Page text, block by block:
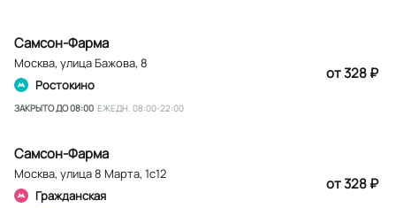
Самсон-Фарма
Москва, улица Бажова, 8
Ростокино
ЗАКРЫТО ДО 08:00 ЕЖЕДН. 08:00-22:00
от 328 ₽
Самсон-Фарма
Москва, улица 8 Марта, 1с12
Гражданская
от 328 ₽